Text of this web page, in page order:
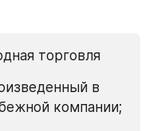
торговля
в
компании;